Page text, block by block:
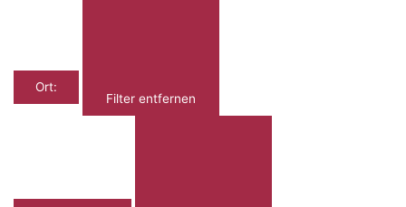
Ort:
Filter entfernen